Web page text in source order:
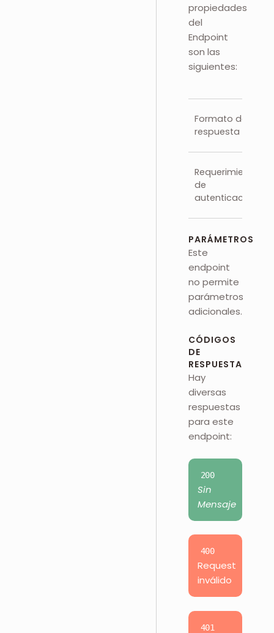
propiedades
del
Endpoint
son las
siguientes:
Formato de
respuesta
Requerimientos
de
autenticación
PARÁMETROS
Este
endpoint
no permite
parámetros
adicionales.
CÓDIGOS
DE
RESPUESTA
Hay
diversas
respuestas
para este
endpoint:
200
Sin
Mensaje
400
Request
inválido
401